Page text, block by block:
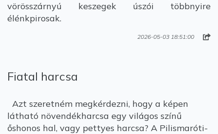
vörösszárnyú keszegek úszói többnyire
élénkpirosak.
2026-05-03 18:51:00
Fiatal harcsa
Azt szeretném megkérdezni, hogy a képen
látható növendékharcsa egy világos színű
őshonos hal, vagy pettyes harcsa? A Pilismaróti-